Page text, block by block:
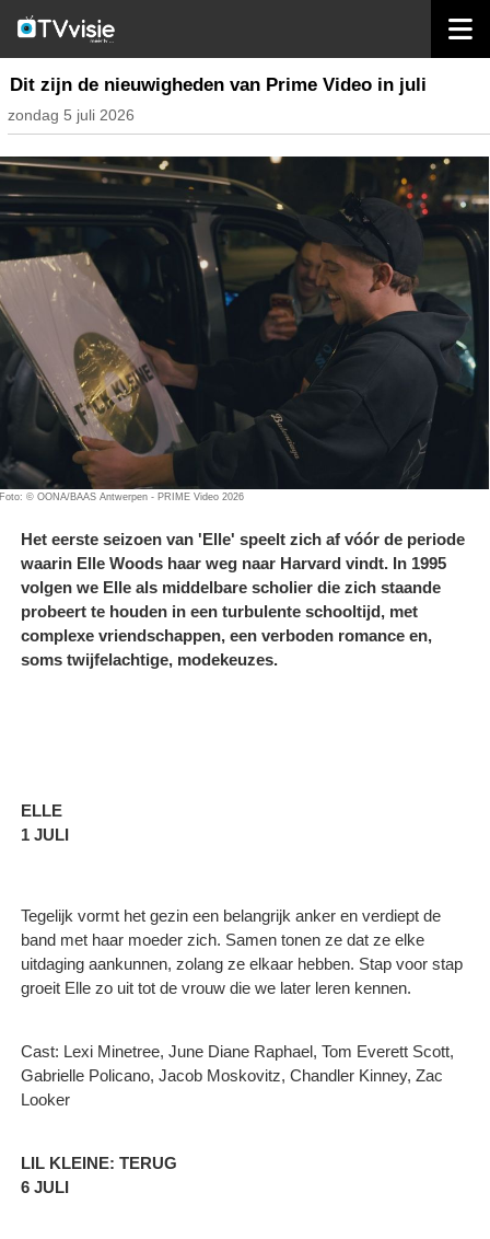
streaming
Dit zijn de nieuwigheden van Prime Video in juli
zondag 5 juli 2026
Foto: © OONA/BAAS Antwerpen - PRIME Video 2026
Het eerste seizoen van 'Elle' speelt zich af vóór de periode
waarin Elle Woods haar weg naar Harvard vindt. In 1995
volgen we Elle als middelbare scholier die zich staande
probeert te houden in een turbulente schooltijd, met
complexe vriendschappen, een verboden romance en,
soms twijfelachtige, modekeuzes.
ELLE
1 JULI
Tegelijk vormt het gezin een belangrijk anker en verdiept de
band met haar moeder zich. Samen tonen ze dat ze elke
uitdaging aankunnen, zolang ze elkaar hebben. Stap voor stap
groeit Elle zo uit tot de vrouw die we later leren kennen.
Cast: Lexi Minetree, June Diane Raphael, Tom Everett Scott,
Gabrielle Policano, Jacob Moskovitz, Chandler Kinney, Zac
Looker
LIL KLEINE: TERUG
6 JULI